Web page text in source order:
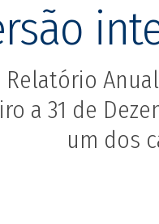
Relatório
a 31 de
um dos